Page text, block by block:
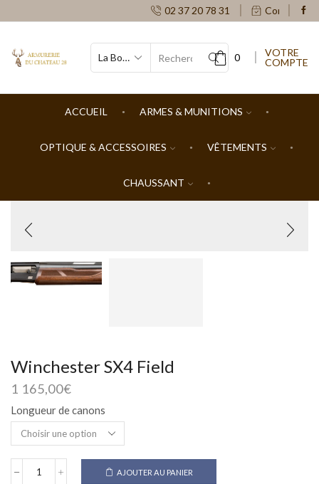
02 37 20 78 31 Contacts
SEARCH
0
VOTRE
COMPTE
ACCUEIL ARMES & MUNITIONS
OPTIQUE & ACCESSOIRES VÊTEMENTS
CHAUSSANT
Winchester SX4 Field
1 165,00€
Longueur de canons
quantité
AJOUTER AU PANIER